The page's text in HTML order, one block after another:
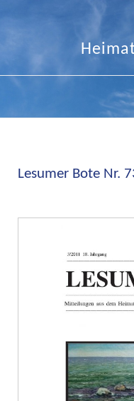
Lesumer Bote Nr.